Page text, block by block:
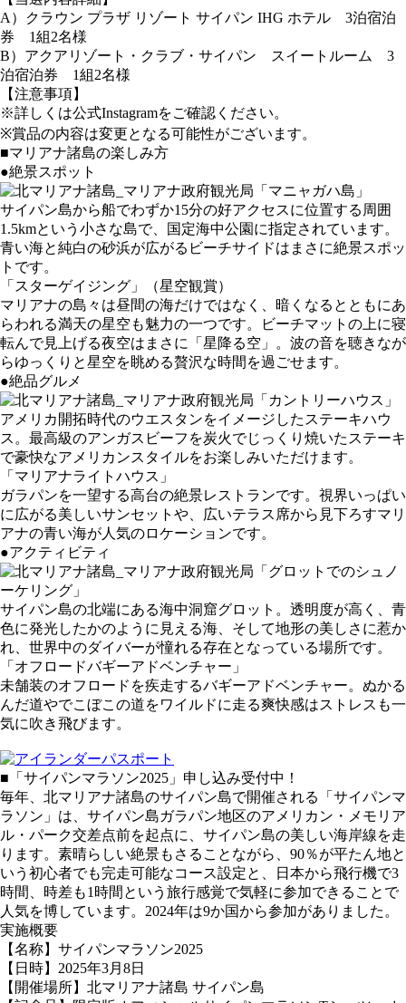
A）クラウン プラザ リゾート サイパン IHG ホテル 3泊宿泊
券 1組2名様
B）アクアリゾート・クラブ・サイパン スイートルーム 3
泊宿泊券 1組2名様
【注意事項】
※詳しくは公式Instagramをご確認ください。
※賞品の内容は変更となる可能性がございます。
■マリアナ諸島の楽しみ方
●絶景スポット
「マニャガハ島」
サイパン島から船でわずか15分の好アクセスに位置する周囲
1.5kmという小さな島で、国定海中公園に指定されています。
青い海と純白の砂浜が広がるビーチサイドはまさに絶景スポッ
トです。
「スターゲイジング」（星空観賞）
マリアナの島々は昼間の海だけではなく、暗くなるとともにあ
らわれる満天の星空も魅力の一つです。ビーチマットの上に寝
転んで見上げる夜空はまさに「星降る空」。波の音を聴きなが
らゆっくりと星空を眺める贅沢な時間を過ごせます。
●絶品グルメ
「カントリーハウス」
アメリカ開拓時代のウエスタンをイメージしたステーキハウ
ス。最高級のアンガスビーフを炭火でじっくり焼いたステーキ
で豪快なアメリカンスタイルをお楽しみいただけます。
「マリアナライトハウス」
ガラパンを一望する高台の絶景レストランです。視界いっぱい
に広がる美しいサンセットや、広いテラス席から見下ろすマリ
アナの青い海が人気のロケーションです。
●アクティビティ
「グロットでのシュノ
ーケリング」
サイパン島の北端にある海中洞窟グロット。透明度が高く、青
色に発光したかのように見える海、そして地形の美しさに惹か
れ、世界中のダイバーが憧れる存在となっている場所です。
「オフロードバギーアドベンチャー」
未舗装のオフロードを疾走するバギーアドベンチャー。ぬかる
んだ道やでこぼこの道をワイルドに走る爽快感はストレスも一
気に吹き飛びます。
■「サイパンマラソン2025」申し込み受付中！
毎年、北マリアナ諸島のサイパン島で開催される「サイパンマ
ラソン」は、サイパン島ガラパン地区のアメリカン・メモリア
ル・パーク交差点前を起点に、サイパン島の美しい海岸線を走
ります。素晴らしい絶景もさることながら、90％が平たん地と
いう初心者でも完走可能なコース設定と、日本から飛行機で3
時間、時差も1時間という旅行感覚で気軽に参加できることで
人気を博しています。2024年は9か国から参加がありました。
実施概要
【名称】サイパンマラソン2025
【日時】2025年3月8日
【開催場所】北マリアナ諸島 サイパン島